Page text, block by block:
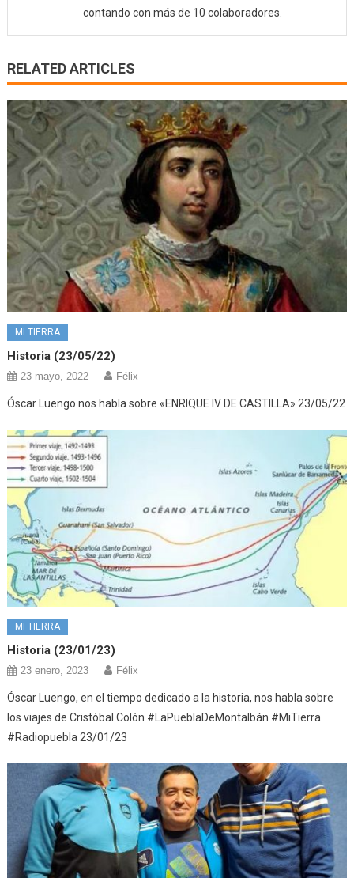
contando con más de 10 colaboradores.
RELATED ARTICLES
MI TIERRA
Historia (23/05/22)
23 mayo, 2022 Félix
Óscar Luengo nos habla sobre «ENRIQUE IV DE CASTILLA» 23/05/22
MI TIERRA
Historia (23/01/23)
23 enero, 2023 Félix
Óscar Luengo, en el tiempo dedicado a la historia, nos habla sobre
los viajes de Cristóbal Colón #LaPueblaDeMontalbán #MiTierra
#Radiopuebla 23/01/23